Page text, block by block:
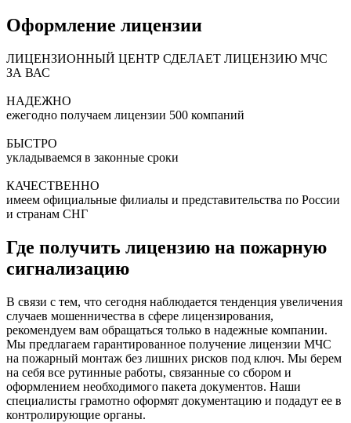
Оформление лицензии
ЛИЦЕНЗИОННЫЙ ЦЕНТР СДЕЛАЕТ ЛИЦЕНЗИЮ МЧС
ЗА ВАС
НАДЕЖНО
ежегодно получаем лицензии 500 компаний
БЫСТРО
укладываемся в законные сроки
КАЧЕСТВЕННО
имеем официальные филиалы и представительства по России
и странам СНГ
Где получить лицензию на пожарную
сигнализацию
В связи с тем, что сегодня наблюдается тенденция увеличения
случаев мошенничества в сфере лицензирования,
рекомендуем вам обращаться только в надежные компании.
Мы предлагаем гарантированное получение лицензии МЧС
на пожарный монтаж без лишних рисков под ключ. Мы берем
на себя все рутинные работы, связанные со сбором и
оформлением необходимого пакета документов. Наши
специалисты грамотно оформят документацию и подадут ее в
контролирующие органы.